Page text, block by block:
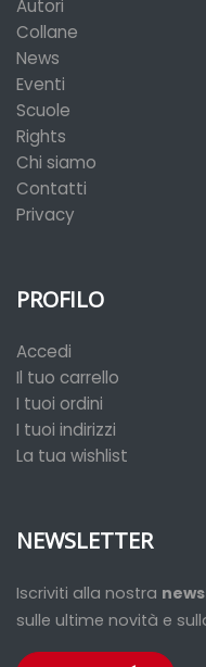
Autori
Collane
News
Eventi
Scuole
Rights
Chi siamo
Contatti
Privacy
PROFILO
Accedi
Il tuo carrello
I tuoi ordini
I tuoi indirizzi
La tua wishlist
NEWSLETTER
Iscriviti alla nostra
sulle ultime novità e